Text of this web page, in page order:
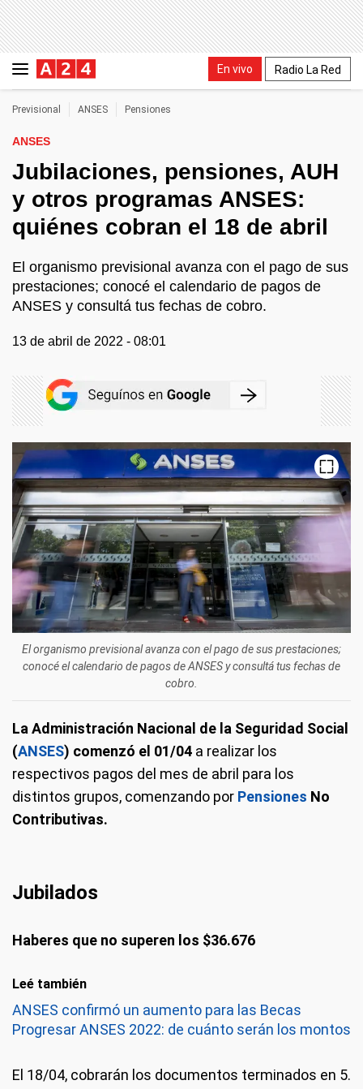
En vivo Radio La Red
Previsional ANSES Pensiones
ANSES
Jubilaciones, pensiones, AUH
y otros programas ANSES:
quiénes cobran el 18 de abril
El organismo previsional avanza con el pago de sus
prestaciones; conocé el calendario de pagos de
ANSES y consultá tus fechas de cobro.
13 de abril de 2022 - 08:01
El organismo previsional avanza con el pago de sus prestaciones;
conocé el calendario de pagos de ANSES y consultá tus fechas de
cobro.
La Administración Nacional de la Seguridad Social
(ANSES) comenzó el 01/04 a realizar los
respectivos pagos del mes de abril para los
distintos grupos, comenzando por Pensiones No
Contributivas.
Jubilados
Haberes que no superen los $36.676
Leé también
ANSES confirmó un aumento para las Becas
Progresar ANSES 2022: de cuánto serán los montos
El 18/04, cobrarán los documentos terminados en 5.